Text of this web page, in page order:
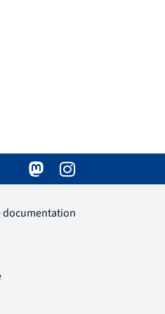
Mastodon
( )
(nouvelle fenêtre)
Instagram
( )
(nouvelle fenêtre)
documentation